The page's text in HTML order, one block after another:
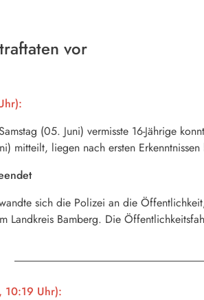
vor
(05. Juni) vermisste 16-Jährige
mitteilt, liegen nach ersten
sich die Polizei an die
Landkreis Bamberg. Die
10:19 Uhr):